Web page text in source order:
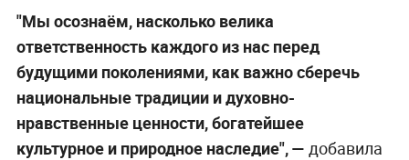
"Мы осознаём, насколько велика
ответственность каждого из нас перед
будущими поколениями, как важно сберечь
национальные традиции и духовно-
нравственные ценности, богатейшее
культурное и природное наследие", — добавила